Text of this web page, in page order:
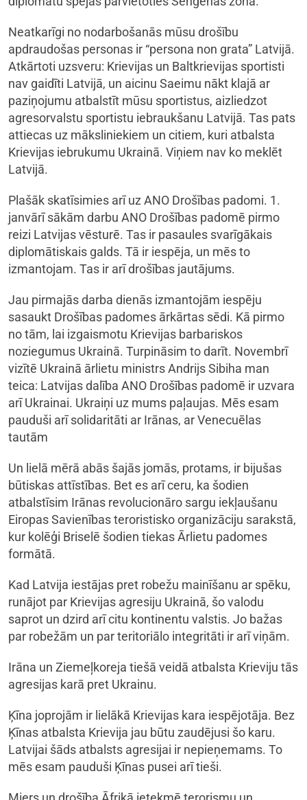
Neatkarīgi no nodarbošanās mūsu drošību
apdraudošas personas ir “persona non grata” Latvijā.
Atkārtoti uzsveru: Krievijas un Baltkrievijas sportisti
nav gaidīti Latvijā, un aicinu Saeimu nākt klajā ar
paziņojumu atbalstīt mūsu sportistus, aizliedzot
agresorvalstu sportistu iebraukšanu Latvijā. Tas pats
attiecas uz māksliniekiem un citiem, kuri atbalsta
Krievijas iebrukumu Ukrainā. Viņiem nav ko meklēt
Latvijā.
Plašāk skatīsimies arī uz ANO Drošības padomi. 1.
janvārī sākām darbu ANO Drošības padomē pirmo
reizi Latvijas vēsturē. Tas ir pasaules svarīgākais
diplomātiskais galds. Tā ir iespēja, un mēs to
izmantojam. Tas ir arī drošības jautājums.
Jau pirmajās darba dienās izmantojām iespēju
sasaukt Drošības padomes ārkārtas sēdi. Kā pirmo
no tām, lai izgaismotu Krievijas barbariskos
noziegumus Ukrainā. Turpināsim to darīt. Novembrī
vizītē Ukrainā ārlietu ministrs Andrijs Sibiha man
teica: Latvijas dalība ANO Drošības padomē ir uzvara
arī Ukrainai. Ukraiņi uz mums paļaujas. Mēs esam
pauduši arī solidaritāti ar Irānas, ar Venecuēlas
tautām
Un lielā mērā abās šajās jomās, protams, ir bijušas
būtiskas attīstības. Bet es arī ceru, ka šodien
atbalstīsim Irānas revolucionāro sargu iekļaušanu
Eiropas Savienības teroristisko organizāciju sarakstā,
kur kolēģi Briselē šodien tiekas Ārlietu padomes
formātā.
Kad Latvija iestājas pret robežu mainīšanu ar spēku,
runājot par Krievijas agresiju Ukrainā, šo valodu
saprot un dzird arī citu kontinentu valstis. Jo bažas
par robežām un par teritoriālo integritāti ir arī viņām.
Irāna un Ziemeļkoreja tiešā veidā atbalsta Krieviju tās
agresijas karā pret Ukrainu.
Ķīna joprojām ir lielākā Krievijas kara iespējotāja. Bez
Ķīnas atbalsta Krievija jau būtu zaudējusi šo karu.
Latvijai šāds atbalsts agresijai ir nepieņemams. To
mēs esam pauduši Ķīnas pusei arī tieši.